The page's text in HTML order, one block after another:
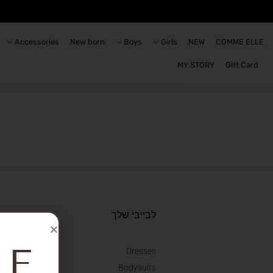
COMME ELLE
NEW
Girls
Boys
New born
Accessories
Gift Card
MY STORY
לבייבי שלך
Dresses
Bodysuits